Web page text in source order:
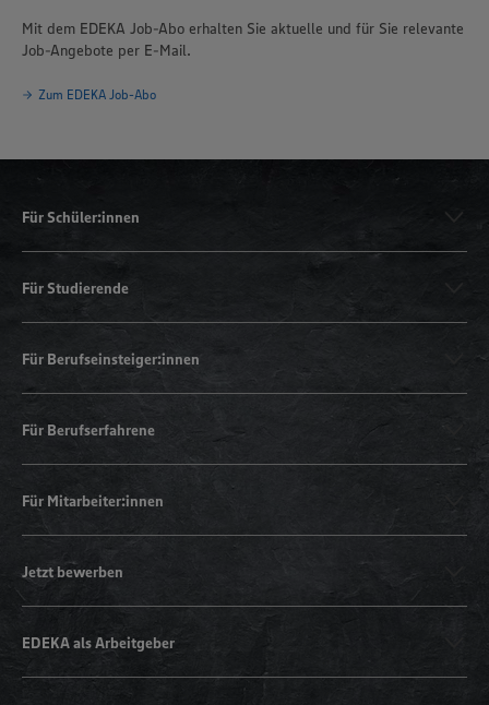
Mit dem EDEKA Job-Abo erhalten Sie aktuelle und für Sie relevante
Job-Angebote per E-Mail.
Zum EDEKA Job-Abo
Für Schüler:innen
Für Studierende
Für Berufseinsteiger:innen
Für Berufserfahrene
Für Mitarbeiter:innen
Jetzt bewerben
EDEKA als Arbeitgeber